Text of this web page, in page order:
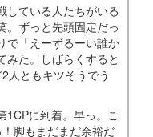
している人たちがいる
。ずっと先頭固定だっ
で「えーずるーい誰か
みた。しばらくすると
人ともキツそうでう
1CPに到着。早っ。こ
脚もまだまだ余裕だ